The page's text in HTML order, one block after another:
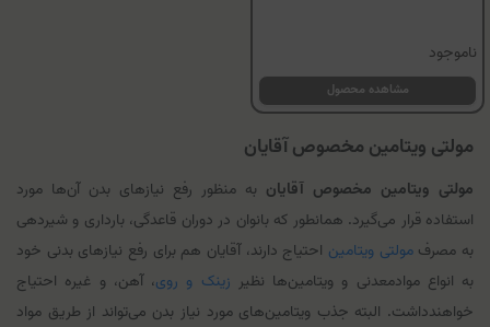
ناموجود
مشاهده محصول
مولتی‌ ویتامین مخصوص آقایان
مولتی‌ ویتامین مخصوص آقایان به منظور رفع نیازهای بدن آن‌ها مورد
استفاده قرار می‌گیرد. همانطور که بانوان در دوران قاعدگی، بارداری و شیردهی
به مصرفمولتی‌ ویتامین احتیاج دارند، آقایان هم برای رفع نیازهای بدنی خود
به انواع موادمعدنی و ویتامین‌ها نظیر زینک و روی، آهن، و غیره احتیاج
خواهندداشت. البته جذب ویتامین‌های مورد نیاز بدن می‌تواند از طریق مواد